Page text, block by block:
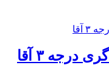
درجه ۳ آقا